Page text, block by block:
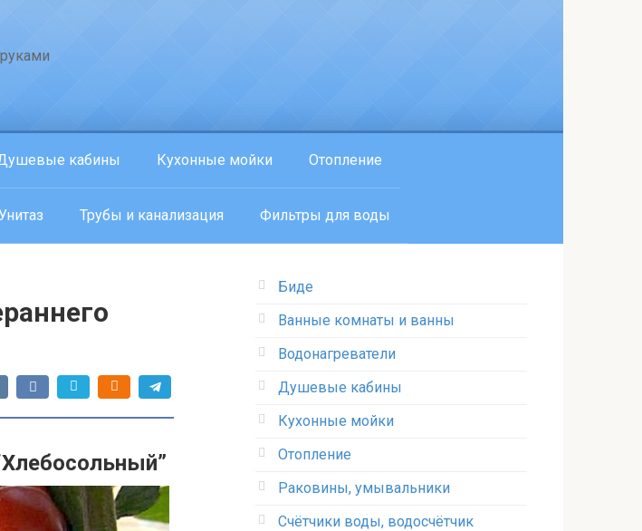
кабины Кухонные мойки Отопление
Трубы и канализация Фильтры для воды
Биде
Ванные комнаты и ванны
Водонагреватели
Душевые кабины
Кухонные мойки
Отопление
Раковины, умывальники
Счётчики воды, водосчётчик